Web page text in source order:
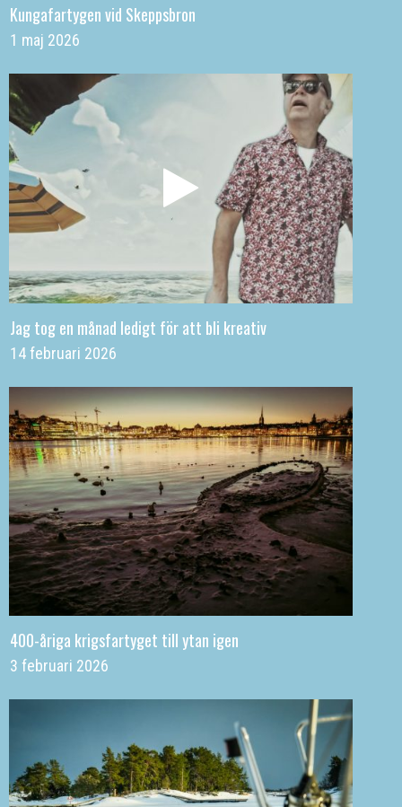
Kungafartygen vid Skeppsbron
1 maj 2026
Jag tog en månad ledigt för att bli kreativ
14 februari 2026
400-åriga krigsfartyget till ytan igen
3 februari 2026